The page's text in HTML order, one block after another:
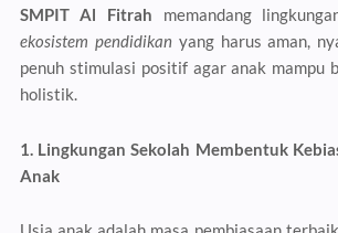
SMPIT Al Fitrah memandang
ekosistem pendidikanyang harus aman,
penuh stimulasi positif agar anak mampu
holistik.
1. Lingkungan Sekolah Membentuk
Anak